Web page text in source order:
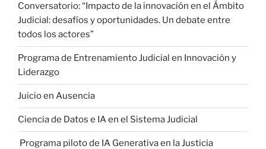
Conversatorio: “Impacto de la innovación en el Ámbito
Judicial: desafíos y oportunidades. Un debate entre
todos los actores”
Programa de Entrenamiento Judicial en Innovación y
Liderazgo
Juicio en Ausencia
Ciencia de Datos e IA en el Sistema Judicial
Programa piloto de IA Generativa en la Justicia